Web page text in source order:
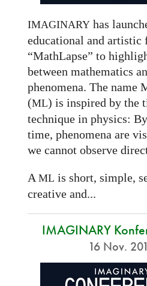
IMAGINARYhas
educational and artistic
“MathLapse” to
between mathematics
phenomena. The name
(ML) is inspired by the
technique in physics:
time, phenomena are
we cannot observe
A ML is short, simple,
creative and...
IMAGINARY
16 Nov.